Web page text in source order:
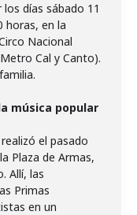
días sábado 11
horas, en la
Nacional
Cal y Canto).
música popular
el pasado
Plaza de Armas,
Allí, las
Primas
en un